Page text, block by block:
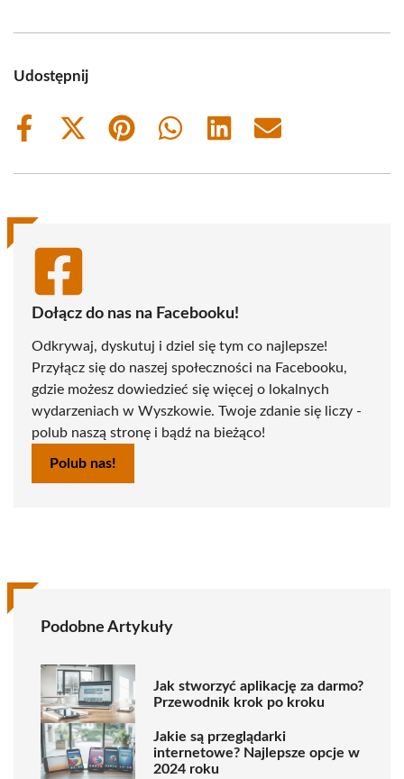
Udostępnij
Share
Share
(Twitter)
Share
Share
Share
Share
Dołącz do nas na Facebooku!
Odkrywaj, dyskutuj i dziel się tym co najlepsze!
Przyłącz się do naszej społeczności na Facebooku,
gdzie możesz dowiedzieć się więcej o lokalnych
wydarzeniach w Wyszkowie. Twoje zdanie się liczy -
polub naszą stronę i bądź na bieżąco!
Polub nas!
Podobne Artykuły
Jak stworzyć aplikację za darmo?
Przewodnik krok po kroku
Jakie są przeglądarki
internetowe? Najlepsze opcje w
2024 roku